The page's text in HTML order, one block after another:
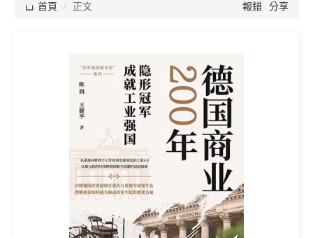
 首頁 正文 報錯 分享